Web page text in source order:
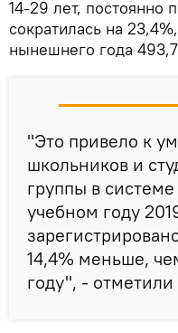
14-29 лет,
сократилась на
нынешнего года
"Это привело к
школьников и
группы в
учебном году
14,4% меньше,
году", -